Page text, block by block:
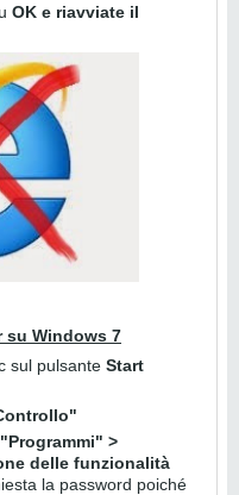
OK e riavviate il
su Windows 7
sul pulsante Start
"Programmi" >
delle funzionalità
la password poiché